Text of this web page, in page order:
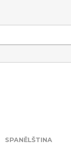
SPANĚLŠTINA